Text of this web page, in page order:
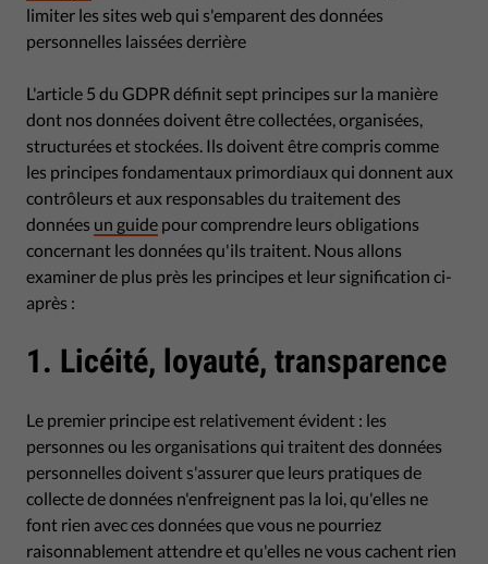
limiter les sites web qui s'emparent des données
personnelles laissées derrière
L'article 5 du GDPR définit sept principes sur la manière
dont nos données doivent être collectées, organisées,
structurées et stockées. Ils doivent être compris comme
les principes fondamentaux primordiaux qui donnent aux
contrôleurs et aux responsables du traitement des
données un guide pour comprendre leurs obligations
concernant les données qu'ils traitent. Nous allons
examiner de plus près les principes et leur signification ci-
après :
1. Licéité, loyauté, transparence
Le premier principe est relativement évident : les
personnes ou les organisations qui traitent des données
personnelles doivent s'assurer que leurs pratiques de
collecte de données n'enfreignent pas la loi, qu'elles ne
font rien avec ces données que vous ne pourriez
raisonnablement attendre et qu'elles ne vous cachent rien